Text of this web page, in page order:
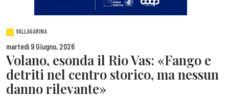
VALLAGARINA
martedì 9 Giugno, 2026
Volano, esonda il Rio Vas: «Fango e
detriti nel centro storico, ma nessun
danno rilevante»